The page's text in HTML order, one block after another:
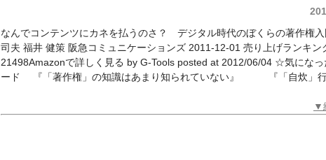
なんでコンテンツにカネを払うのさ？ デジタル時代のぼくらの著作権
司夫 福井 健策 阪急コミュニケーションズ 2011-12-01 売り上げランキン
21498Amazonで詳しく見る by G-Tools posted at 2012/06/04 ☆気になっ
ード 『「著作権」の知識はあまり知られていない』 『「自炊」
▼